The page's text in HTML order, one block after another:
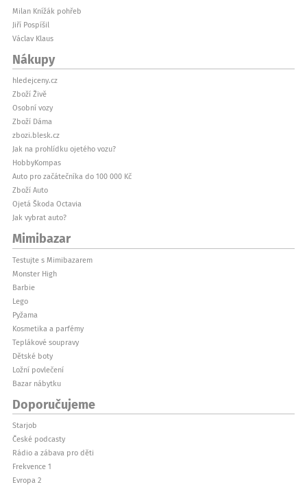
Milan Knížák pohřeb
Jiří Pospíšil
Václav Klaus
Nákupy
hledejceny.cz
Zboží Živě
Osobní vozy
Zboží Dáma
zbozi.blesk.cz
Jak na prohlídku ojetého vozu?
HobbyKompas
Auto pro začátečníka do 100 000 Kč
Zboží Auto
Ojetá Škoda Octavia
Jak vybrat auto?
Mimibazar
Testujte s Mimibazarem
Monster High
Barbie
Lego
Pyžama
Kosmetika a parfémy
Teplákové soupravy
Dětské boty
Ložní povlečení
Bazar nábytku
Doporučujeme
Starjob
České podcasty
Rádio a zábava pro děti
Frekvence 1
Evropa 2